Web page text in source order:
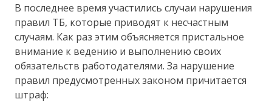
В последнее время участились случаи нарушения
правил ТБ, которые приводят к несчастным
случаям. Как раз этим объясняется пристальное
внимание к ведению и выполнению своих
обязательств работодателями. За нарушение
правил предусмотренных законом причитается
штраф: